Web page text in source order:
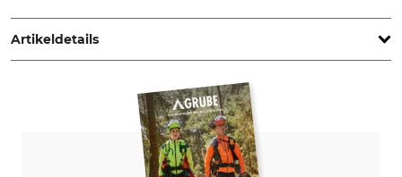
35, 73614 Schorndorf, Germany, www.schwegler-natur.de
Artikeldetails
Produkttyp
Halbhöhle
Modellbezeichnung
Herstellung
Made in Germany